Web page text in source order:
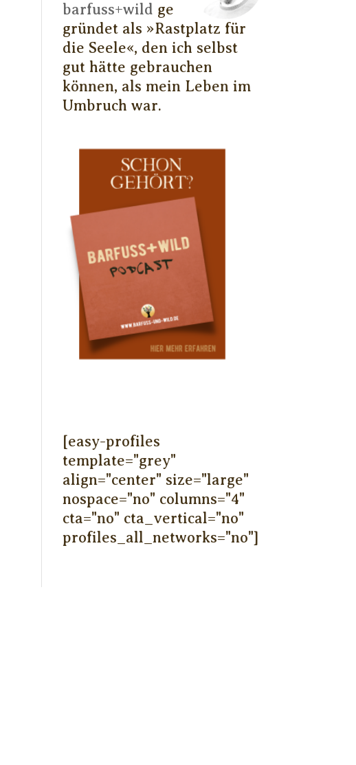
barfuss+wild ge
gründet als »Rastplatz für
die Seele«, den ich selbst
gut hätte gebrauchen
können, als mein Leben im
Umbruch war.
[easy-profiles
template="grey"
align="center" size="large"
nospace="no" columns="4"
cta="no" cta_vertical="no"
profiles_all_networks="no"]